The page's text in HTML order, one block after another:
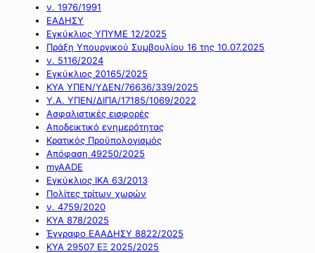
ν. 1976/1991
ΕΑΔΗΣΥ
Εγκύκλιος ΥΠΥΜΕ 12/2025
Πράξη Υπουργικού Συμβουλίου 16 της 10.07.2025
ν. 5116/2024
Εγκύκλιος 20165/2025
ΚΥΑ ΥΠΕΝ/ΥΔΕΝ/76636/339/2025
Υ.Α. ΥΠΕΝ/ΔΙΠΑ/17185/1069/2022
Ασφαλιστικές εισφορές
Αποδεικτικό ενημερότητας
Κρατικός Προϋπολογισμός
Απόφαση 49250/2025
myAADE
Εγκύκλιος ΙΚΑ 63/2013
Πολίτες τρίτων χωρών
ν. 4759/2020
ΚΥΑ 878/2025
Έγγραφο ΕΑΑΔΗΣΥ 8822/2025
ΚΥΑ 29507 ΕΞ 2025/2025